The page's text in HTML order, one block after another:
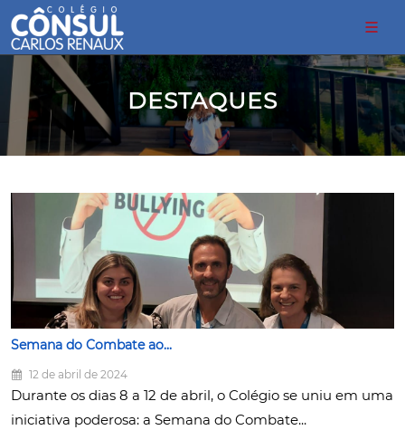
DESTAQUES
Semana do Combate ao...
12 de abril de 2024
Durante os dias 8 a 12 de abril, o Colégio se uniu em uma
iniciativa poderosa: a Semana do Combate...